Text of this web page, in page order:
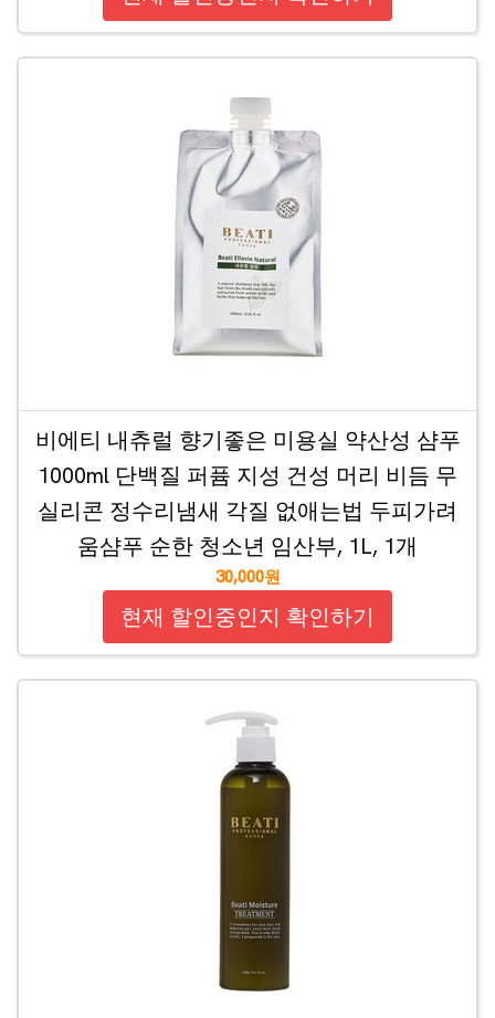
비에티 내츄럴 향기좋은 미용실 약산성 샴푸
1000ml 단백질 퍼퓸 지성 건성 머리 비듬 무
실리콘 정수리냄새 각질 없애는법 두피가려
움샴푸 순한 청소년 임산부, 1L, 1개
30,000원
현재 할인중인지 확인하기